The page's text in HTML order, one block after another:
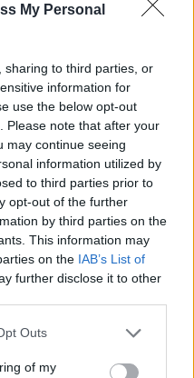
My Personal
sharing to third parties, or
information for
use the below opt-out
Please note that after your
may continue seeing
information utilized by
to third parties prior to
opt-out of the further
by third parties on the
This information may
on the IAB’s List of
further disclose it to other
uses one or more Google
You may click to
Outs
of my
beach bar στην Πάρο